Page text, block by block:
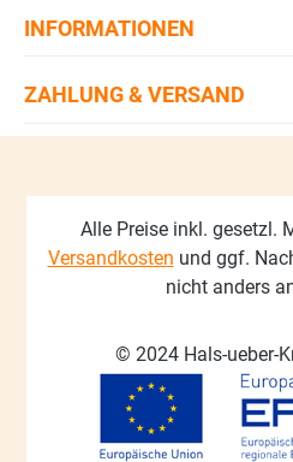
INFORMATIONEN
ZAHLUNG & VERSAND
Alle Preise inkl. gesetzl.
Versandkosten und ggf.
nicht anders
© 2024 Hals-ueber-